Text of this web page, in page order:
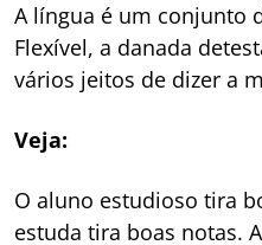
A língua é um conjunto
Flexível, a danada
vários jeitos de dizer a
Veja:
O aluno estudioso tira
estuda tira boas notas.